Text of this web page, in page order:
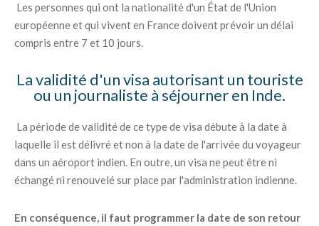
Les personnes qui ont la nationalité d'un État de l'Union
européenne et qui vivent en France doivent prévoir un délai
compris entre 7 et 10 jours.
La validité d'un visa autorisant un touriste
ou un journaliste à séjourner en Inde.
La période de validité de ce type de visa débute à la date à
laquelle il est délivré et non à la date de l'arrivée du voyageur
dans un aéroport indien. En outre, un visa ne peut être ni
échangé ni renouvelé sur place par l'administration indienne.
En conséquence, il faut programmer la date de son retour